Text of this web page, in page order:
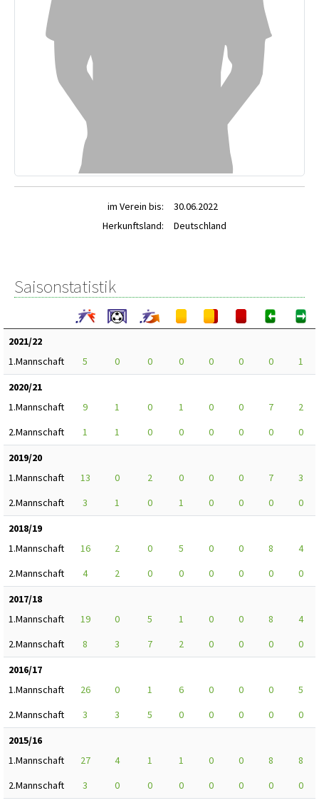
im Verein bis:
30.06.2022
Herkunftsland:
Deutschland
Saisonstatistik
2021/22
1.Mannschaft
5 0 0 0 0 0 0
1
2020/21
1.Mannschaft
9 1 0 1 0 0 7
2
2.Mannschaft
1 1 0 0 0 0 0
0
2019/20
1.Mannschaft
13 0 2 0 0 0 7
3
2.Mannschaft
3 1 0 1 0 0 0
0
2018/19
1.Mannschaft
16 2 0 5 0 0 8
4
2.Mannschaft
4 2 0 0 0 0 0
0
2017/18
1.Mannschaft
19 0 5 1 0 0 8
4
2.Mannschaft
8 3 7 2 0 0 0
0
2016/17
1.Mannschaft
26 0 1 6 0 0 0
5
2.Mannschaft
3 3 5 0 0 0 0
0
2015/16
1.Mannschaft
27 4 1 1 0 0 8
8
2.Mannschaft
3 0 0 0 0 0 0 0